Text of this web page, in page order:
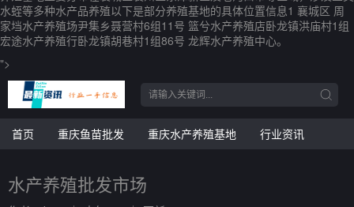
水蛭等多种水产品养殖以下是部分养殖基地的具体位置信息1 襄城区 周
家垱水产养殖场尹集乡聂营村6组11号 篮兮水产养殖店卧龙镇洪庙村1组
宏途水产养殖行卧龙镇胡巷村1组86号 龙辉水产养殖中心。
">
首页 重庆鱼苗批发 重庆水产养殖基地 行业资讯
水产养殖批发市场